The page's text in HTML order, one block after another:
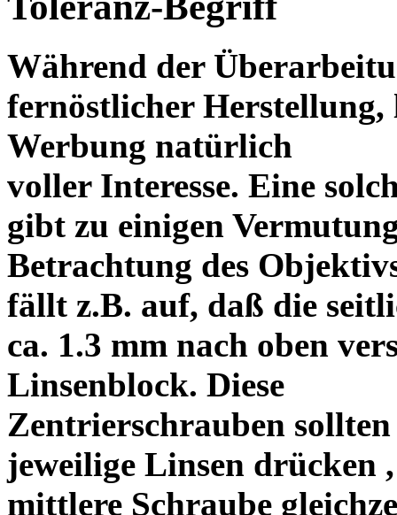
Während der
fernöstlicher Herstellung,
Werbung natürlich
voller Interesse. Eine
gibt zu einigen
Betrachtung des
fällt z.B. auf, daß die
ca. 1.3 mm nach oben
Linsenblock. Diese
Zentrierschrauben
jeweilige Linsen drücken
mittlere Schraube